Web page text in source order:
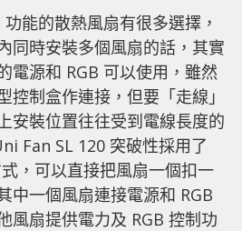
能的散熱風扇有很多選擇，
同時安裝多個風扇的話，其實
電源和 RGB 可以使用，雖然
控制盒作連接，但要「走線」
安裝位置往往受到電線長度的
Fan SL 120 突破性採用了
，可以直接把風扇一個扣一
中一個風扇連接電源和 RGB
風扇提供電力及 RGB 控制功